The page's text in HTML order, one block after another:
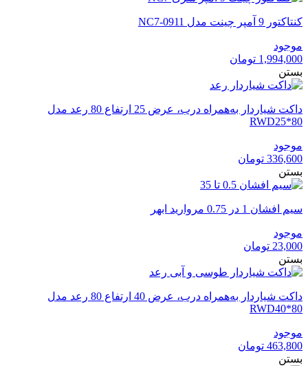
کنتاکتور 9 آمپر چینت مدل NC7-0911
موجود
1,994,000 تومان
بستن
داکت شیاردار به‌همراه درب، عرض 25 ارتفاع 80 رعد مدل
RWD25*80
موجود
336,600 تومان
بستن
سیم افشان 1 در 0.75 مروارید ابهر
موجود
23,000 تومان
بستن
داکت شیاردار به‌همراه درب، عرض 40 ارتفاع 80 رعد مدل
RWD40*80
موجود
463,800 تومان
بستن